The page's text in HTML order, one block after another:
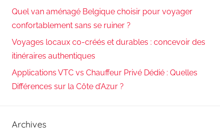
Quel van aménagé Belgique choisir pour voyager
confortablement sans se ruiner ?
Voyages locaux co-créés et durables : concevoir des
itinéraires authentiques
Applications VTC vs Chauffeur Privé Dédié : Quelles
Différences sur la Côte d’Azur ?
Archives